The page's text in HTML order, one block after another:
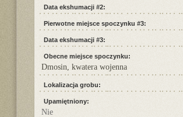
Data ekshumacji #2:
Pierwotne miejsce spoczynku #3:
Data ekshumacji #3:
Obecne miejsce spoczynku:
Dmosin, kwatera wojenna
Lokalizacja grobu:
Upamiętniony:
Nie